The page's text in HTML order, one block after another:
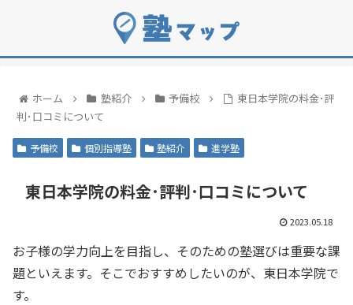
ホーム 塾紹介 予備校
東日本学院の料金･評
判･口コミについて
予備校 個別指導塾 塾紹介 進学塾
東日本学院の料金･評判･口コミについて
2023.05.18
お子様の学力向上を目指し、そのための塾選びは重要な課
題といえます。そこでおすすめしたいのが、東日本学院で
す。